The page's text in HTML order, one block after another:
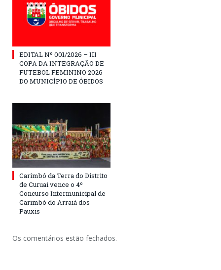
EDITAL Nº 001/2026 – III
COPA DA INTEGRAÇÃO DE
FUTEBOL FEMININO 2026
DO MUNICÍPIO DE ÓBIDOS
Carimbó da Terra do Distrito
de Curuai vence o 4º
Concurso Intermunicipal de
Carimbó do Arraiá dos
Pauxis
Os comentários estão fechados.